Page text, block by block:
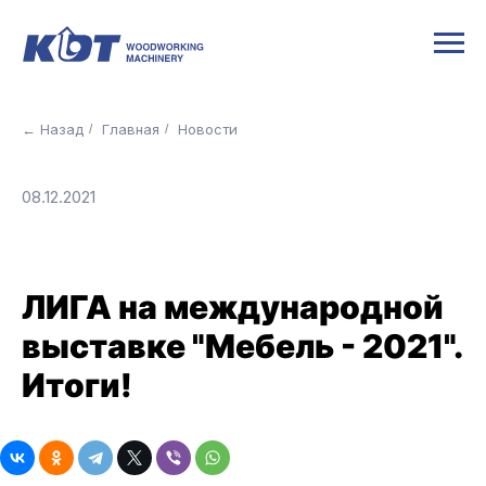
← Назад / Главная / Новости
08.12.2021
ЛИГА на международной
выставке "Мебель - 2021".
Итоги!